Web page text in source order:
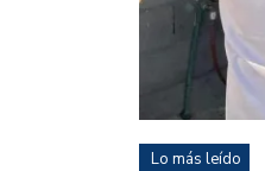
Lo más leído